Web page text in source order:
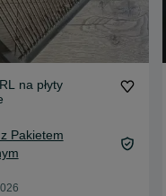
na płyty
Pakietem